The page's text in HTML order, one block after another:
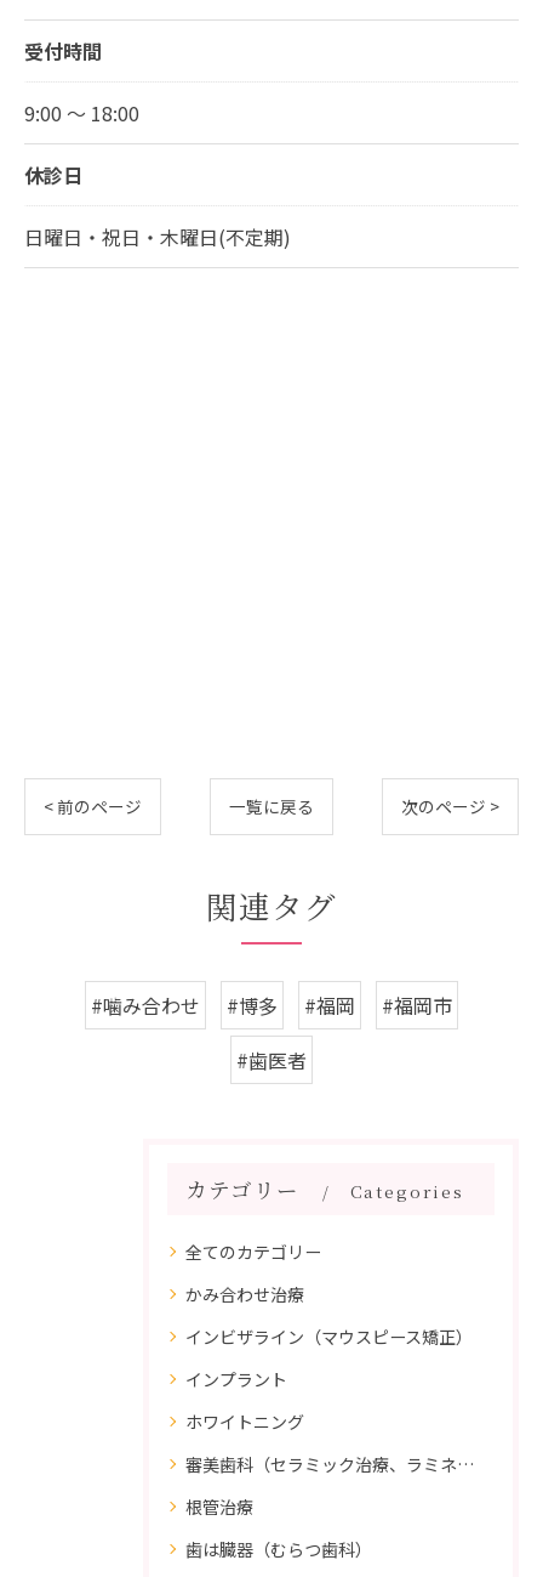
受付時間
9:00 ～ 18:00
休診日
日曜日・祝日・木曜日(不定期)
< 前のページ 一覧に戻る 次のページ >
関連タグ
#噛み合わせ #博多 #福岡
#福岡市
#歯医者
カテゴリー Categories
全てのカテゴリー
かみ合わせ治療
インビザライン（マウスピース矯正）
インプラント
ホワイトニング
審美歯科（セラミック治療、ラミネートべニア、ダイレクトボンディング）
根管治療
歯は臓器（むらつ歯科）